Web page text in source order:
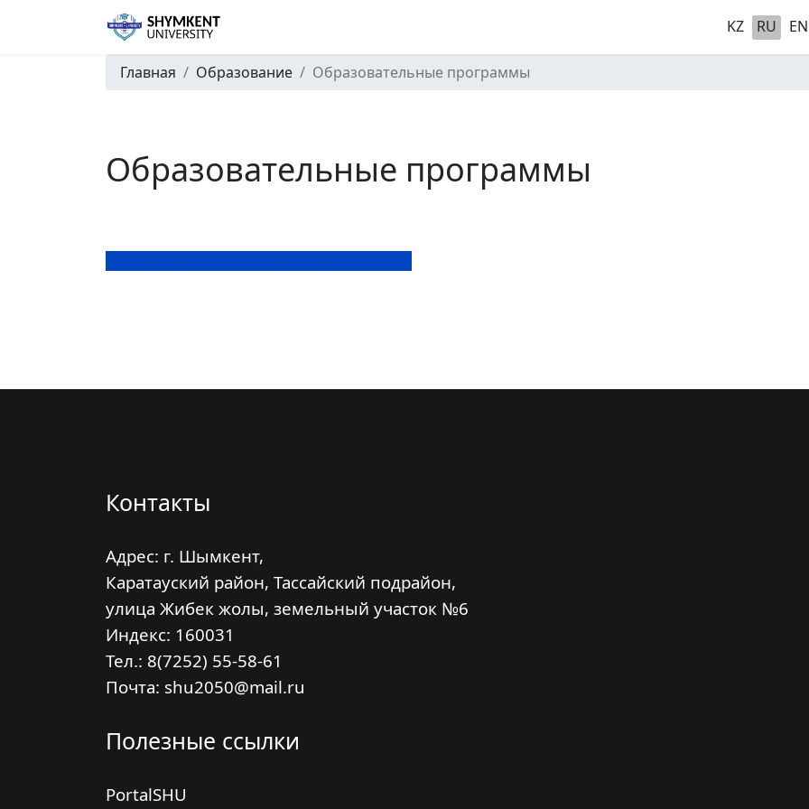
KZ RU EN
Главная Образование Образовательные программы
Образовательные программы
Контакты
Адрес: г. Шымкент,
Каратауский район, Тассайский подрайон,
улица Жибек жолы, земельный участок №6
Индекс: 160031
Тел.: 8(7252) 55-58-61
Почта: shu2050@mail.ru
Полезные ссылки
PortalSHU